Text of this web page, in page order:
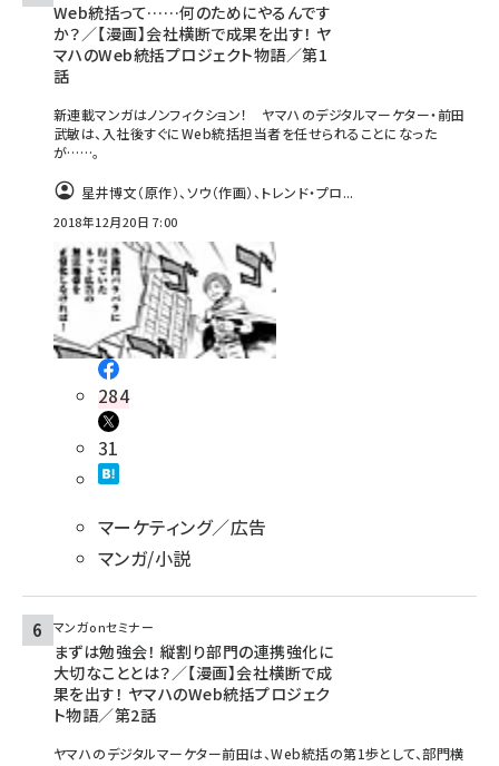
Web統括って……何のためにやるんです
か？／【漫画】会社横断で成果を出す！ ヤ
マハのWeb統括プロジェクト物語／第1
話
新連載マンガはノンフィクション！ ヤマハのデジタルマーケター・前田
武敏は、入社後すぐにWeb統括担当者を任せられることになった
が……。
星井博文（原作）、ソウ（作画）、トレンド・プロ...
2018年12月20日 7:00
284
31
マーケティング／広告
マンガ/小説
マンガonセミナー
まずは勉強会！ 縦割り部門の連携強化に
大切なこととは？／【漫画】会社横断で成
果を出す！ ヤマハのWeb統括プロジェク
ト物語／第2話
ヤマハのデジタルマーケター前田は、Web統括の第1歩として、部門横